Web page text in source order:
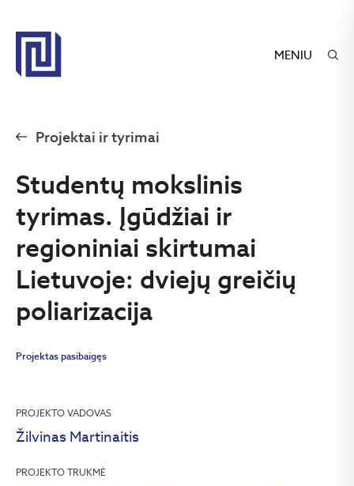
MENIU
Projektai ir tyrimai
Studentų mokslinis
tyrimas. Įgūdžiai ir
regioniniai skirtumai
Lietuvoje: dviejų greičių
poliarizacija
Projektas pasibaigęs
PROJEKTO VADOVAS
Žilvinas Martinaitis
PROJEKTO TRUKMĖ